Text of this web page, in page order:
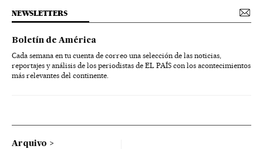
NEWSLETTERS
Boletín de América
Cada semana en tu cuenta de correo una selección de las noticias,
reportajes y análisis de los periodistas de EL PAÍS con los acontecimientos
más relevantes del continente.
Arquivo